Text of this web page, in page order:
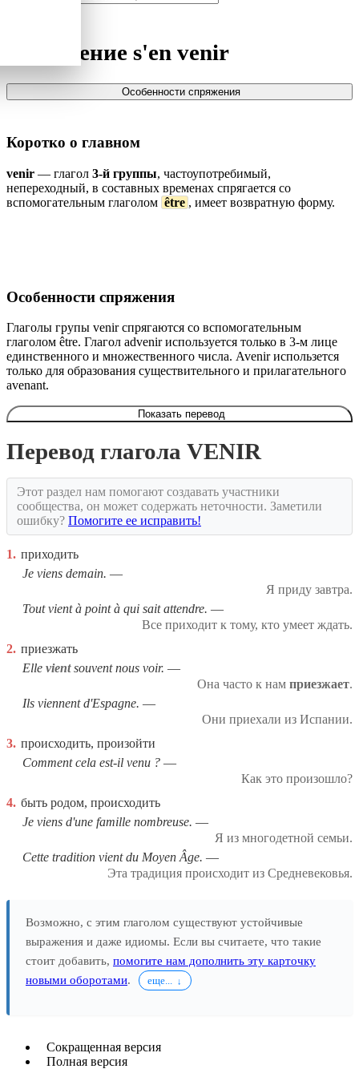
Спряжение s'en venir
Особенности спряжения
Коротко о главном
venir — глагол 3-й группы, частоупотребимый,
непереходный, в составных временах спрягается со
вспомогательным глаголом être , имеет возвратную форму.
Особенности спряжения
Глаголы групы venir спрягаются со вспомогательным
глаголом être. Глагол advenir используется только в 3-м лице
единственного и множественного числа. Avenir использется
только для образования существительного и прилагательного
avenant.
Показать перевод
Перевод глагола VENIR
Этот раздел нам помогают создавать участники
сообщества, он может содержать неточности. Заметили
ошибку? Помогите ее исправить!
1. приходить
Je viens demain.
Я приду завтра.
Tout vient à point à qui sait attendre.
Все приходит к тому, кто умеет ждать.
2. приезжать
Elle vientsouvent nous voir.
Она часто к нам приезжает.
Ils viennent d'Espagne.
Они приехали из Испании.
3. происходить, произойти
Comment cela est-il venu ?
Как это произошло?
4. быть родом, происходить
Je viens d'une famille nombreuse.
Я из многодетной семьи.
Cette tradition vient du Moyen Âge.
Эта традиция происходит из Средневековья.
Возможно, с этим глаголом существуют устойчивые
выражения и даже идиомы. Если вы считаете, что такие
стоит добавить, помогите нам дополнить эту карточку
новыми оборотами. еще...
Сокращенная версия
Полная версия